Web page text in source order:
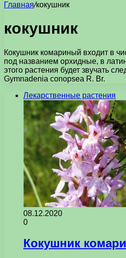
Главная/кокушник
кокушник
Кокушник комариный входит в
под названием орхидные, в
этого растения будет звучать
Gymnadenia conopsea R. Вr.
Лекарственные растения
08.12.2020
0
Кокушник